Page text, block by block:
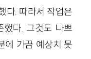
다. 따라서 작업은
했다. 그것도 나쁘
에 가끔 예상치 못